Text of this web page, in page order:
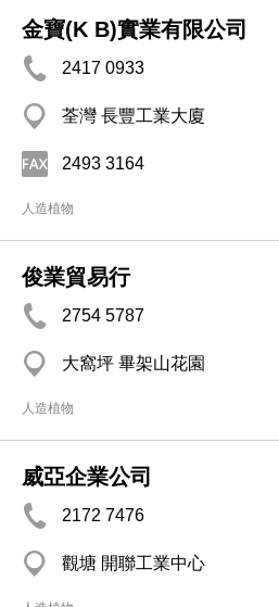
金寶(K B)實業有限公司
2417 0933
荃灣 長豐工業大廈
2493 3164
人造植物
俊業貿易行
2754 5787
大窩坪 畢架山花園
人造植物
威亞企業公司
2172 7476
觀塘 開聯工業中心